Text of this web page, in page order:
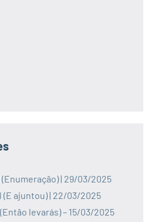
| 29/03/2025
(E ajuntou) | 22/03/2025
levarás) – 15/03/2025